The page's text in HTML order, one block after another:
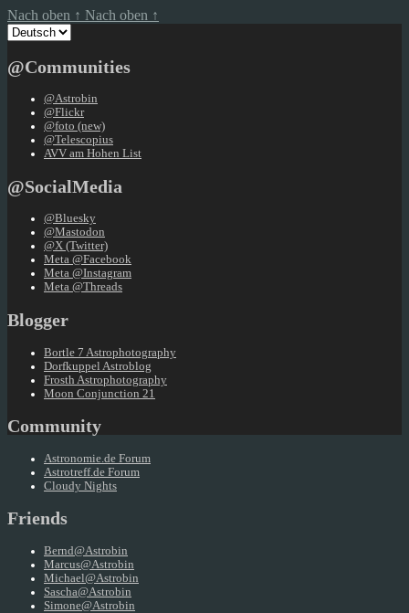
Nach oben ↑ Nach oben ↑
Sprache
auswählen
@Communities
@Astrobin
@Flickr
@foto (new)
@Telescopius
AVV am Hohen List
@SocialMedia
@Bluesky
@Mastodon
@X (Twitter)
Meta @Facebook
Meta @Instagram
Meta @Threads
Blogger
Bortle 7 Astrophotography
Dorfkuppel Astroblog
Frosth Astrophotography
Moon Conjunction 21
Community
Astronomie.de Forum
Astrotreff.de Forum
Cloudy Nights
Friends
Bernd@Astrobin
Marcus@Astrobin
Michael@Astrobin
Sascha@Astrobin
Simone@Astrobin